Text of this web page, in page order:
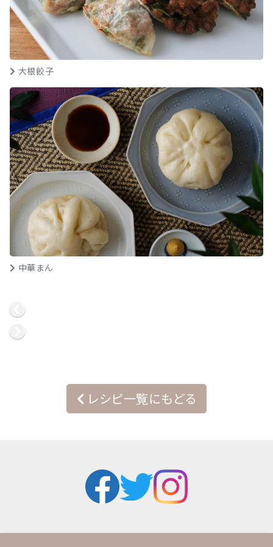
大根餃子
中華まん
レシピ一覧にもどる